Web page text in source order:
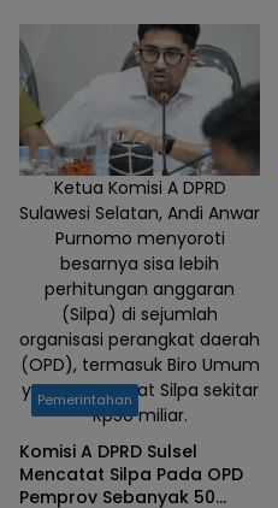
Ketua Komisi A DPRD
Sulawesi Selatan, Andi Anwar
Purnomo menyoroti
besarnya sisa lebih
perhitungan anggaran
(Silpa) di sejumlah
organisasi perangkat daerah
(OPD), termasuk Biro Umum
yang mencatat Silpa sekitar
Rp50 miliar.
Pemerintahan
Komisi A DPRD Sulsel
Mencatat Silpa Pada OPD
Pemprov Sebanyak 50